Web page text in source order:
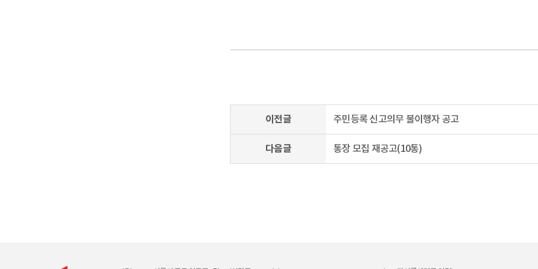
이전글 주민등록 신고의무 불이행자 공고
다음글 통장 모집 재공고(10통)